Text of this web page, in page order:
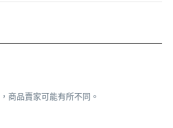
商品賣家可能有所不同。